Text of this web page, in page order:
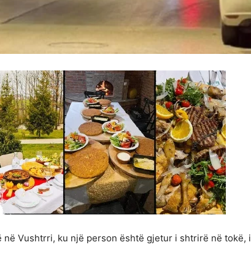
Vushtrri, ku një person është gjetur i shtrirë në tokë, i